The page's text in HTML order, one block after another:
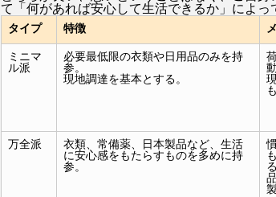
て「何があれば安心して生活できるか」によっ
タイプ 特徴
ミニマ
ル派
必要最低限の衣類や日用品のみを持
参。
現地調達を基本とする。
万全派
衣類、常備薬、日本製品など、生活
に安心感をもたらすものを多めに持
参。